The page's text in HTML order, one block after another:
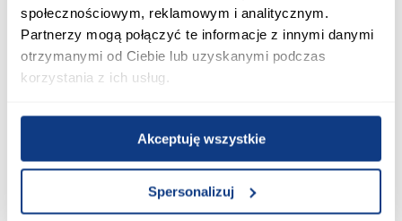
społecznościowym, reklamowym i analitycznym.
Partnerzy mogą połączyć te informacje z innymi danymi
otrzymanymi od Ciebie lub uzyskanymi podczas
korzystania z ich usług.
Akceptuję wszystkie
Spersonalizuj
Beczka Agr 25 L
Zbiornik na deszczówkę 300L +